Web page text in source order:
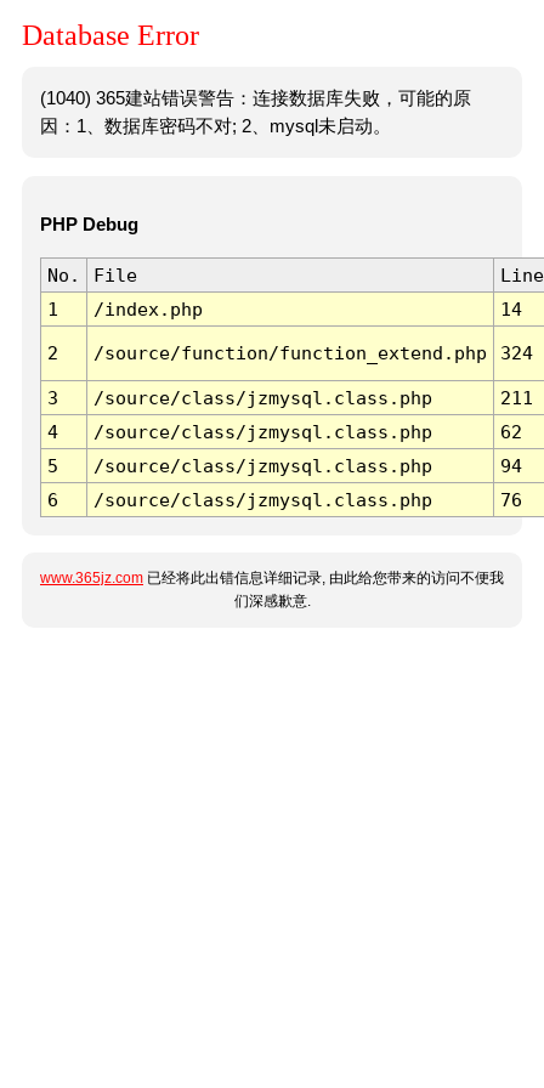
Database Error
(1040) 365建站错误警告：连接数据库失败，可能的原
因：1、数据库密码不对; 2、mysql未启动。
PHP Debug
No. File
Line
1
/index.php 14
2 /source/function/function_extend.php 324
3 /source/class/jzmysql.class.php
211
4
/source/class/jzmysql.class.php
62
5
/source/class/jzmysql.class.php
94
6
/source/class/jzmysql.class.php 76
www.365jz.com 已经将此出错信息详细记录, 由此给您带来的访问不便我
们深感歉意.